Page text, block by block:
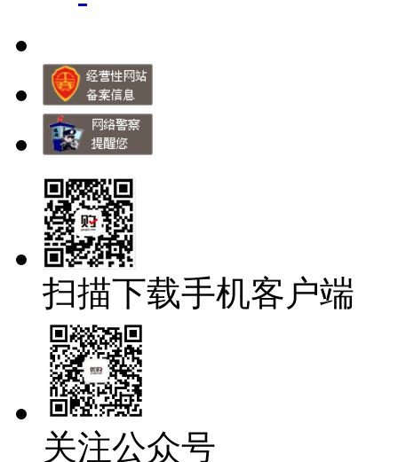
扫描下载手机客户端
关注公众号